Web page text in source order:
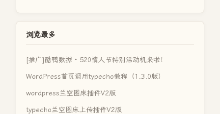
浏览最多
[推广]酷鸭数据 · 520情人节特别活动机来啦！
WordPress首页调用typecho教程（1.3.0版）
wordpress兰空图床插件V2版
typecho兰空图床上传插件V2版